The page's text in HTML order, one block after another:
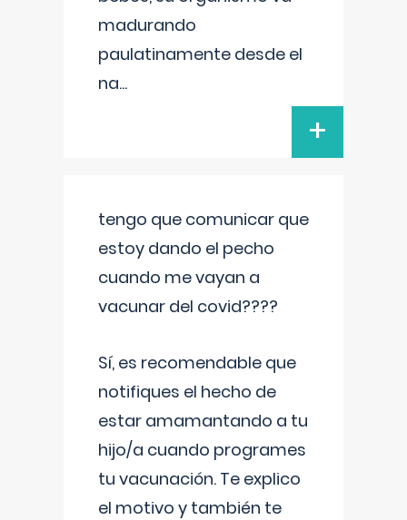
madurando
paulatinamente desde el
na...
+
tengo que comunicar que
estoy dando el pecho
cuando me vayan a
vacunar del covid????
Sí, es recomendable que
notifiques el hecho de
estar amamantando a tu
hijo/a cuando programes
tu vacunación. Te explico
el motivo y también te